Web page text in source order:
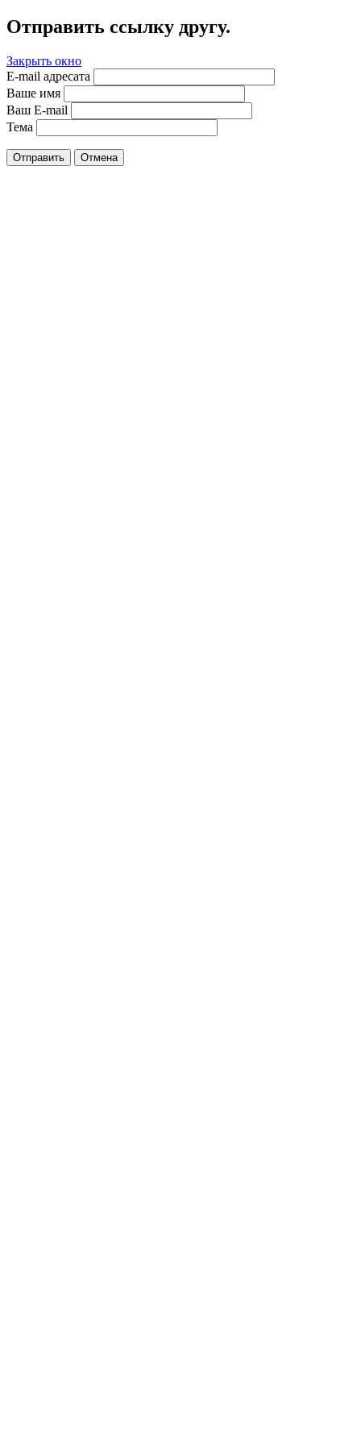
Отправить ссылку другу.
Закрыть окно
E-mail адресата
Ваше имя
Ваш E-mail
Тема
Отправить Отмена